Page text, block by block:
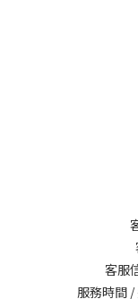
客服
服務時間 /